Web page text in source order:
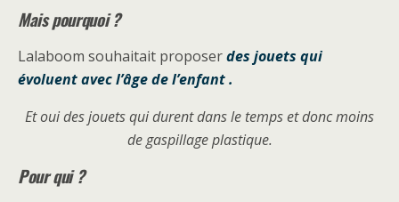
Mais pourquoi ?
Lalaboom souhaitait proposerdes jouets qui
évoluent avec l’âge de l’enfant .
Et oui des jouets qui durent dans le temps et donc moins
de gaspillage plastique.
Pour qui ?